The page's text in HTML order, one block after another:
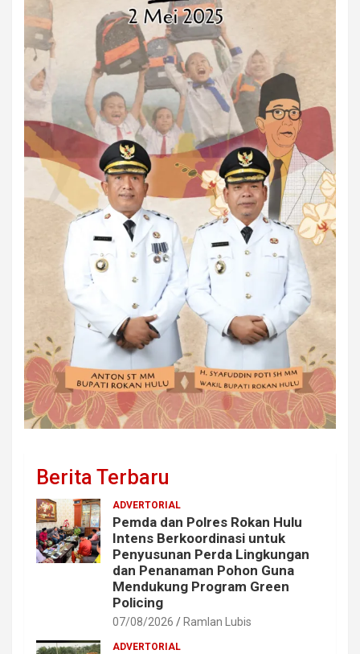
Berita Terbaru
ADVERTORIAL
Pemda dan Polres Rokan Hulu
Intens Berkoordinasi untuk
Penyusunan Perda Lingkungan
dan Penanaman Pohon Guna
Mendukung Program Green
Policing
07/08/2026 Ramlan Lubis
ADVERTORIAL